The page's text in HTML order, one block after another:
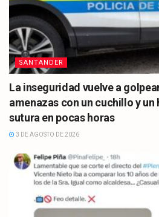
SANTANDER
La inseguridad vuelve a
amenazas con un cuchillo y
sutura en pocas horas
3 DE AGOSTO DE 2026